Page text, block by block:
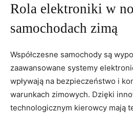
Rola elektroniki⁤ w
⁣samochodach zimą
Współczesne samochody są
zaawansowane systemy
⁣wpływają na bezpieczeństwo i
warunkach zimowych. Dzięki
technologicznym kierowcy mają